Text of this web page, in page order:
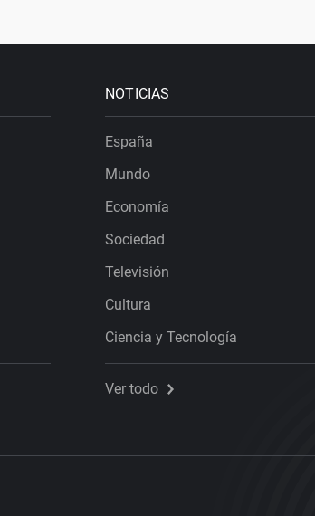
NOTICIAS
España
Mundo
Economía
Sociedad
Televisión
Cultura
Ciencia y Tecnología
Ver todo